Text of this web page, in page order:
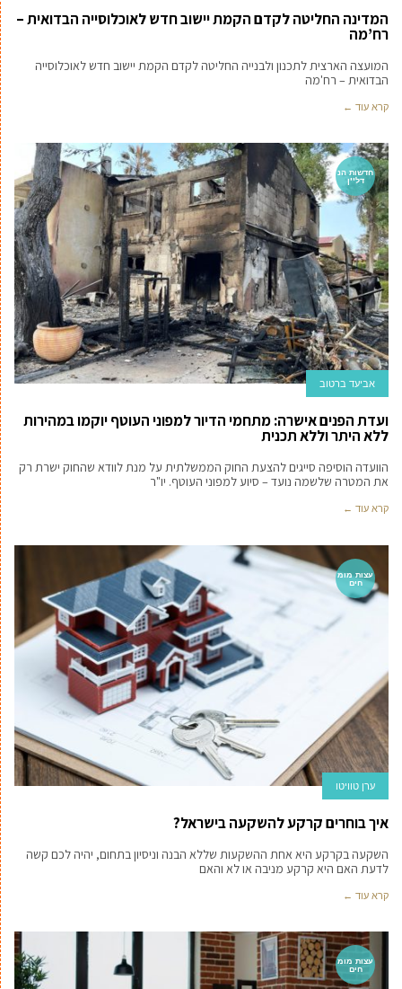
המדינה החליטה לקדם הקמת יישוב חדש לאוכלוסייה הבדואית –
רח’מה
המועצה הארצית לתכנון ולבנייה החליטה לקדם הקמת יישוב חדש לאוכלוסייה
הבדואית – רח'מה
קרא עוד ←
חדשות הנ
דל''ן
אביעד ברטוב
ועדת הפנים אישרה: מתחמי הדיור למפוני העוטף יוקמו במהירות
ללא היתר וללא תכנית
הוועדה הוסיפה סייגים להצעת החוק הממשלתית על מנת לוודא שהחוק ישרת רק
את המטרה שלשמה נועד – סיוע למפוני העוטף. יו"ר
קרא עוד ←
עצות מומ
חים
ערן טוויטו
איך בוחרים קרקע להשקעה בישראל?
השקעה בקרקע היא אחת ההשקעות שללא הבנה וניסיון בתחום, יהיה לכם קשה
לדעת האם היא קרקע מניבה או לא והאם
קרא עוד ←
עצות מומ
חים